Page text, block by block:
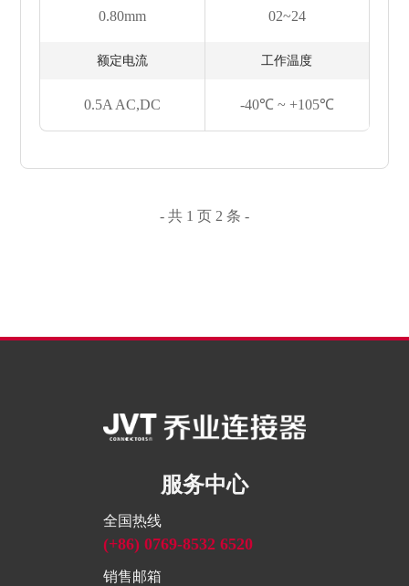
0.80mm 02~24
额定电流
0.5A AC,DC
工作温度
-40℃ ~ +105℃
- 共 1 页 2 条 -
服务中心
全国热线
(+86) 0769-8532 6520
销售邮箱